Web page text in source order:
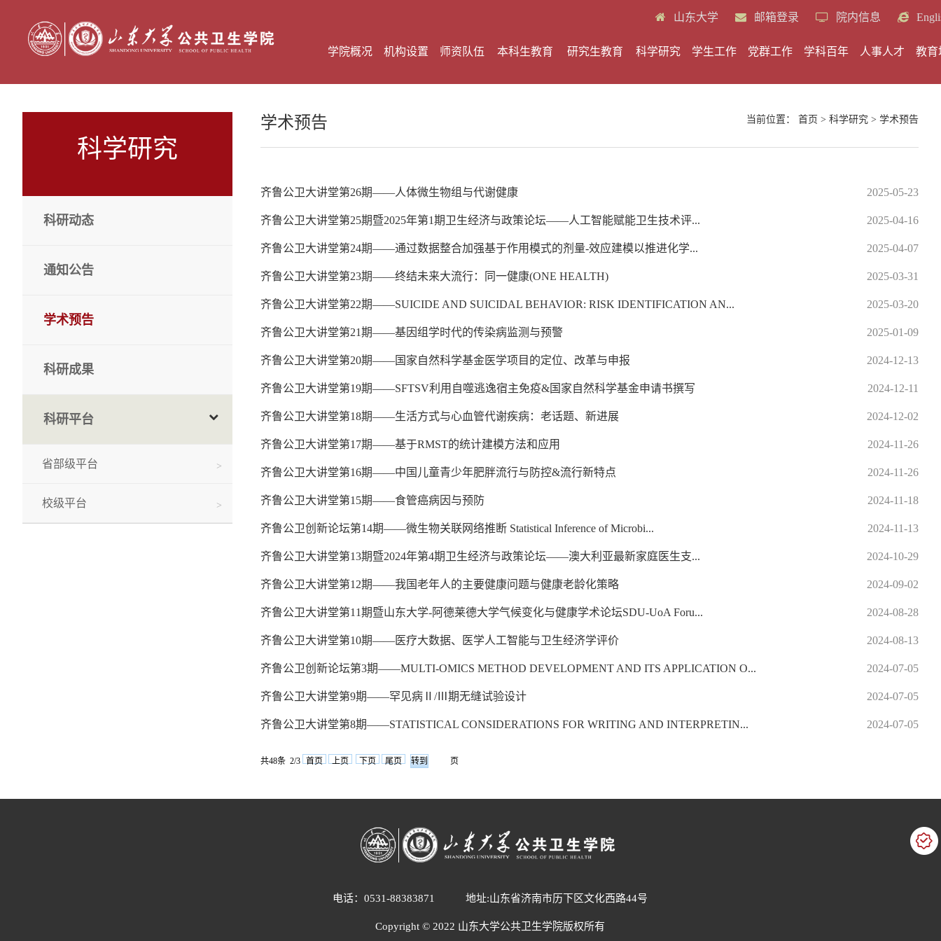
山东大学 邮箱登录 院内信息
学院概况 机构设置 师资队伍 本科生教育 研究生教育 科学研究 学生工作 党群工作 学科百年 人事人才 教育
科学研究
科研动态
通知公告
学术预告
科研成果
科研平台
省部级平台
校级平台
学术预告 当前位置： 首页 > 科学研究> 学术预告
齐鲁公卫大讲堂第26期——人体微生物组与代谢健康 2025-05-23
齐鲁公卫大讲堂第25期暨2025年第1期卫生经济与政策论坛——人工智能赋能卫生技术评... 2025-04-16
齐鲁公卫大讲堂第24期——通过数据整合加强基于作用模式的剂量-效应建模以推进化学... 2025-04-07
齐鲁公卫大讲堂第23期——终结未来大流行：同一健康(ONE HEALTH) 2025-03-31
齐鲁公卫大讲堂第22期——SUICIDE AND SUICIDAL BEHAVIOR: RISK IDENTIFICATION AN... 2025-03-20
齐鲁公卫大讲堂第21期——基因组学时代的传染病监测与预警 2025-01-09
齐鲁公卫大讲堂第20期——国家自然科学基金医学项目的定位、改革与申报 2024-12-13
齐鲁公卫大讲堂第19期——SFTSV利用自噬逃逸宿主免疫&国家自然科学基金申请书撰写 2024-12-11
齐鲁公卫大讲堂第18期——生活方式与心血管代谢疾病：老话题、新进展 2024-12-02
齐鲁公卫大讲堂第17期——基于RMST的统计建模方法和应用 2024-11-26
齐鲁公卫大讲堂第16期——中国儿童青少年肥胖流行与防控&流行新特点 2024-11-26
齐鲁公卫大讲堂第15期——食管癌病因与预防 2024-11-18
齐鲁公卫创新论坛第14期——微生物关联网络推断 Statistical Inference of Microbi... 2024-11-13
齐鲁公卫大讲堂第13期暨2024年第4期卫生经济与政策论坛——澳大利亚最新家庭医生支... 2024-10-29
齐鲁公卫大讲堂第12期——我国老年人的主要健康问题与健康老龄化策略 2024-09-02
齐鲁公卫大讲堂第11期暨山东大学-阿德莱德大学气候变化与健康学术论坛SDU-UoA Foru... 2024-08-28
齐鲁公卫大讲堂第10期——医疗大数据、医学人工智能与卫生经济学评价 2024-08-13
齐鲁公卫创新论坛第3期——MULTI-OMICS METHOD DEVELOPMENT AND ITS APPLICATION O... 2024-07-05
齐鲁公卫大讲堂第9期——罕见病Ⅱ/Ⅲ期无缝试验设计 2024-07-05
齐鲁公卫大讲堂第8期——STATISTICAL CONSIDERATIONS FOR WRITING AND INTERPRETIN... 2024-07-05
共48条 2/3 首页 上页 下页 尾页 页
电话：0531-88383871 地址:山东省济南市历下区文化西路44号
Copyright © 2022 山东大学公共卫生学院版权所有